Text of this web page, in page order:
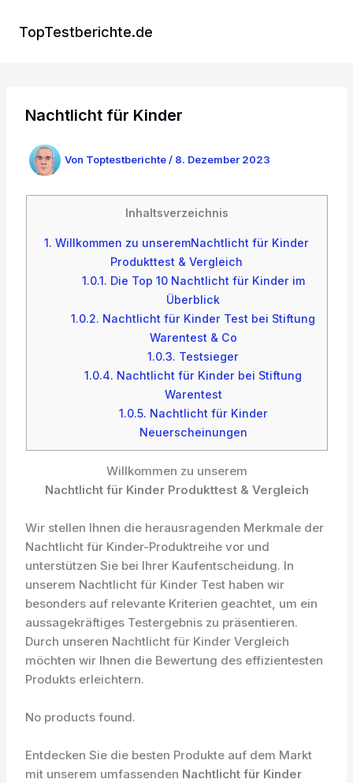
InhaltTopTestberichte.de
Nachtlicht für Kinder
Von Toptestberichte / 8. Dezember 2023
Inhaltsverzeichnis
1. Willkommen zu unseremNachtlicht für Kinder
Produkttest & Vergleich
1.0.1. Die Top 10 Nachtlicht für Kinder im
Überblick
1.0.2. Nachtlicht für Kinder Test bei Stiftung
Warentest & Co
1.0.3. Testsieger
1.0.4. Nachtlicht für Kinder bei Stiftung
Warentest
1.0.5. Nachtlicht für Kinder
Neuerscheinungen
Willkommen zu unserem
Nachtlicht für Kinder Produkttest & Vergleich
Wir stellen Ihnen die herausragenden Merkmale der
Nachtlicht für Kinder-Produktreihe vor und
unterstützen Sie bei Ihrer Kaufentscheidung. In
unserem Nachtlicht für Kinder Test haben wir
besonders auf relevante Kriterien geachtet, um ein
aussagekräftiges Testergebnis zu präsentieren.
Durch unseren Nachtlicht für Kinder Vergleich
möchten wir Ihnen die Bewertung des effizientesten
Produkts erleichtern.
No products found.
Entdecken Sie die besten Produkte auf dem Markt
mit unserem umfassenden Nachtlicht für Kinder